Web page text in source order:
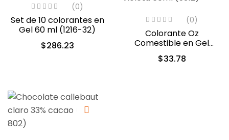
(0)
Set de 10 colorantes en
Gel 60 ml (1216-32)
$286.23
(0)
Colorante Oz
Comestible en Gel
Violeta 60ml (5312)
$33.78